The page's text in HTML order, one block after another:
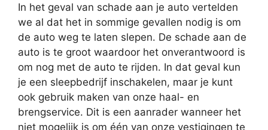
In het geval van schade aan je auto vertelden
we al dat het in sommige gevallen nodig is om
de auto weg te laten slepen. De schade aan de
auto is te groot waardoor het onverantwoord is
om nog met de auto te rijden. In dat geval kun
je een sleepbedrijf inschakelen, maar je kunt
ook gebruik maken van onze haal- en
brengservice. Dit is een aanrader wanneer het
niet mogelijk is om één van onze vestigingen te